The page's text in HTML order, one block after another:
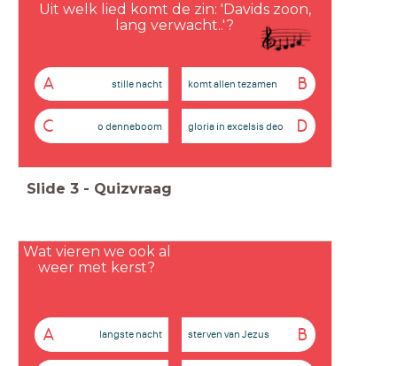
Uit welk lied komt de zin: 'Davids zoon,
lang verwacht..'?
A stille nacht B
komt allen tezamen
C o denneboom D
gloria in excelsis deo
Slide 3 - Quizvraag
Wat vieren we ook al
weer met kerst?
A langste nacht B
sterven van Jezus